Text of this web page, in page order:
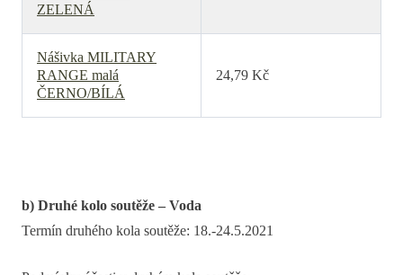
ZELENÁ
Nášivka MILITARY
RANGE malá
ČERNO/BÍLÁ
24,79 Kč
b) Druhé kolo soutěže – Voda
Termín druhého kola soutěže: 18.-24.5.2021